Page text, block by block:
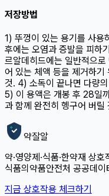
저장방법
1) 뚜껑이 있는 용기를 사용
후에는 오염과 증발을 피하
르알데히드에는 일반적으
어 있는 체액 등을 제거하
것. 4) 소독이 끝나면 다량
5) 이 용액은 개봉 후 28일
과 함께 완전히 헹구어 버릴
약잘알
약·영양제·식품·한약재 상
식품의약품안전처 공공데이
지금 상호작용 체크하기